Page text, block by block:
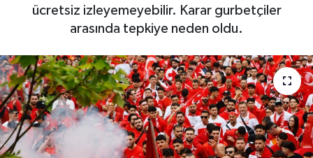
ücretsiz izleyemeyebilir. Karar gurbetçiler
arasında tepkiye neden oldu.